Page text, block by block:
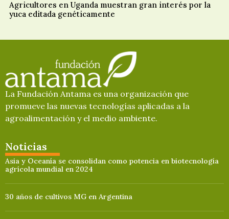
Agricultores en Uganda muestran gran interés por la
yuca editada genéticamente
La Fundación Antama es una organización que
promueve las nuevas tecnologías aplicadas a la
agroalimentación y el medio ambiente.
Noticias
Asia y Oceanía se consolidan como potencia en biotecnología
agrícola mundial en 2024
30 años de cultivos MG en Argentina